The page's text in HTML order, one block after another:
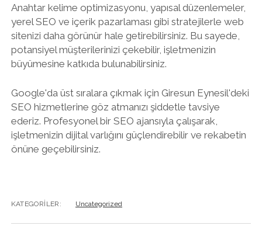
Anahtar kelime optimizasyonu, yapısal düzenlemeler,
yerel SEO ve içerik pazarlaması gibi stratejilerle web
sitenizi daha görünür hale getirebilirsiniz. Bu sayede,
potansiyel müşterilerinizi çekebilir, işletmenizin
büyümesine katkıda bulunabilirsiniz.
Google'da üst sıralara çıkmak için Giresun Eynesil'deki
SEO hizmetlerine göz atmanızı şiddetle tavsiye
ederiz. Profesyonel bir SEO ajansıyla çalışarak,
işletmenizin dijital varlığını güçlendirebilir ve rekabetin
önüne geçebilirsiniz.
KATEGORILER: Uncategorized